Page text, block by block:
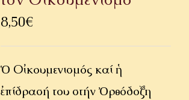
ΙΕΡΑΠΟΣΤΟΛΗ
ΕΠΙΚΟΙΝΩΝΙΑ
8,50€
Ὁ Οἰκουμενισμός καί ἡ
ἐπίδρασή του στήν Ὀρθόδοξη